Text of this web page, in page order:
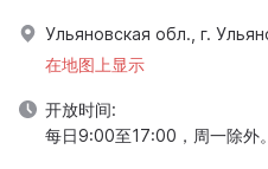
Ульяновская обл., г.
在地图上显示
开放时间:
每日9:00至17:00，周一除外